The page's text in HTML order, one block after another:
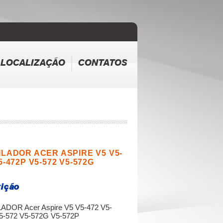
LOCALIZAÇÃO CONTATOS
ACER ASPIRE V5 V5-
472P V5-572 V5-572G
Acer Aspire V5 V5-472 V5-
572 V5-572G V5-572P